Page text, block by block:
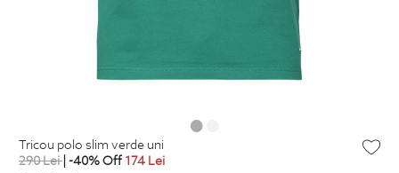
tricou polo slim verde uni
290Lei| -40% Off 174 Lei